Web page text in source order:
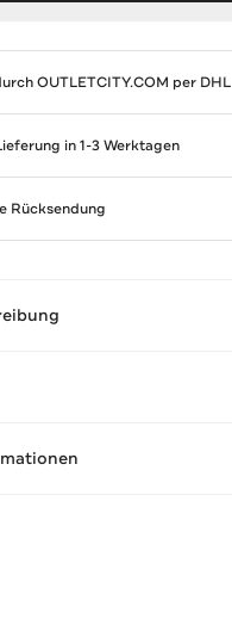
OUTLETCITY.COM per DHL
in 1-3 Werktagen
Rücksendung